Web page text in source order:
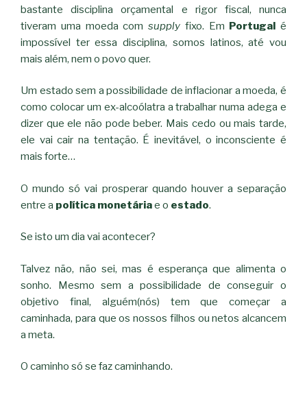
bastante disciplina orçamental e rigor fiscal, nunca
tiveram uma moeda com supply fixo. Em Portugal é
impossível ter essa disciplina, somos latinos, até vou
mais além, nem o povo quer.
Um estado sem a possibilidade de inflacionar a moeda, é
como colocar um ex-alcoólatra a trabalhar numa adega e
dizer que ele não pode beber. Mais cedo ou mais tarde,
ele vai cair na tentação. É inevitável, o inconsciente é
mais forte…
O mundo só vai prosperar quando houver a separação
entre a política monetáriae o estado.
Se isto um dia vai acontecer?
Talvez não, não sei, mas é esperança que alimenta o
sonho. Mesmo sem a possibilidade de conseguir o
objetivo final, alguém(nós) tem que começar a
caminhada, para que os nossos filhos ou netos alcancem
a meta.
O caminho só se faz caminhando.